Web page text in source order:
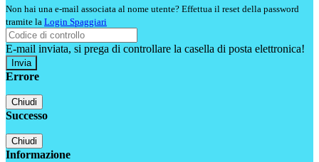
Non hai una e-mail associata al nome utente? Effettua il reset della password
tramite la Login Spaggiari
E-mail inviata, si prega di controllare la casella di posta elettronica!
Errore
Chiudi
Successo
Chiudi
Informazione